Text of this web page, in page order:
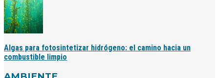
Algas para fotosintetizar hidrógeno: el camino hacia un
combustible limpio